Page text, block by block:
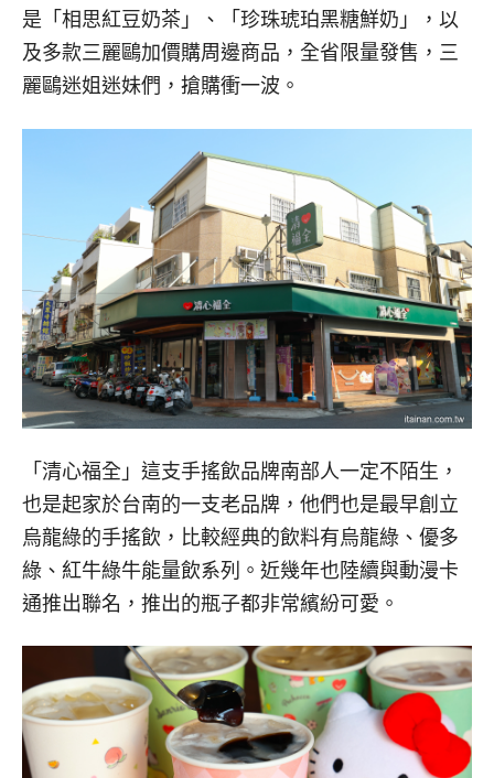
是「相思紅豆奶茶」、「珍珠琥珀黑糖鮮奶」，以
及多款三麗鷗加價購周邊商品，全省限量發售，三
麗鷗迷姐迷妹們，搶購衝一波。
「清心福全」這支手搖飲品牌南部人一定不陌生，
也是起家於台南的一支老品牌，他們也是最早創立
烏龍綠的手搖飲，比較經典的飲料有烏龍綠、優多
綠、紅牛綠牛能量飲系列。近幾年也陸續與動漫卡
通推出聯名，推出的瓶子都非常繽紛可愛。